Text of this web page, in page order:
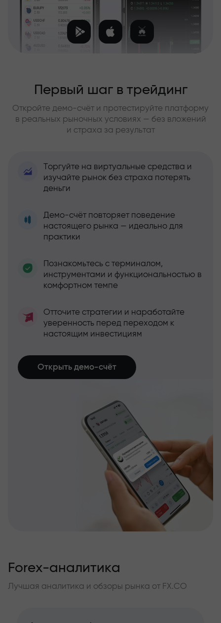
Первый шаг в трейдинг
Откройте демо-счёт и протестируйте платформу
в реальных рыночных условиях — без вложений
и страха за результат
Торгуйте на виртуальные средства и
изучайте рынок без страха потерять
деньги
Демо-счёт повторяет поведение
настоящего рынка — идеально для
практики
Познакомьтесь с терминалом,
инструментами и функциональностью в
комфортном темпе
Отточите стратегии и наработайте
уверенность перед переходом к
настоящим инвестициям
Открыть демо-счёт
Forex-аналитика
Лучшая аналитика и обзоры рынка от FX.CO